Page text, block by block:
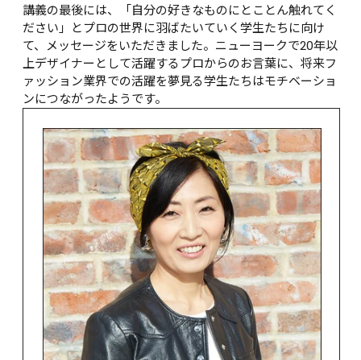
講義の最後には、「自分の好きなものにとことん触れてく
ださい」とプロの世界に羽ばたいていく学生たちに向け
て、メッセージをいただきました。ニューヨークで20年以
上デザイナーとして活躍するプロからのお言葉に、将来フ
ァッション業界での活躍を夢見る学生たちはモチベーショ
ンにつながったようです。